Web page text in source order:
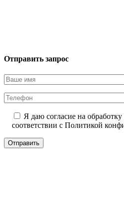
Отправить запрос
Я даю согласие на
соответствии с Политикой